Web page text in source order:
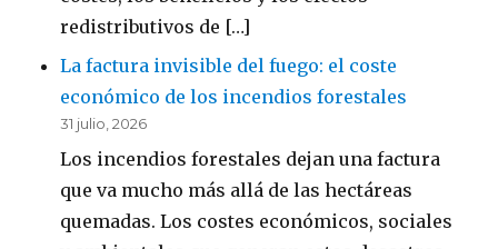
redistributivos de […]
La factura invisible del fuego: el coste
económico de los incendios forestales
31 julio, 2026
Los incendios forestales dejan una factura
que va mucho más allá de las hectáreas
quemadas. Los costes económicos, sociales